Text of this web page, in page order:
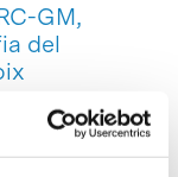
GM,
del
i estudiar el
marins
objectius